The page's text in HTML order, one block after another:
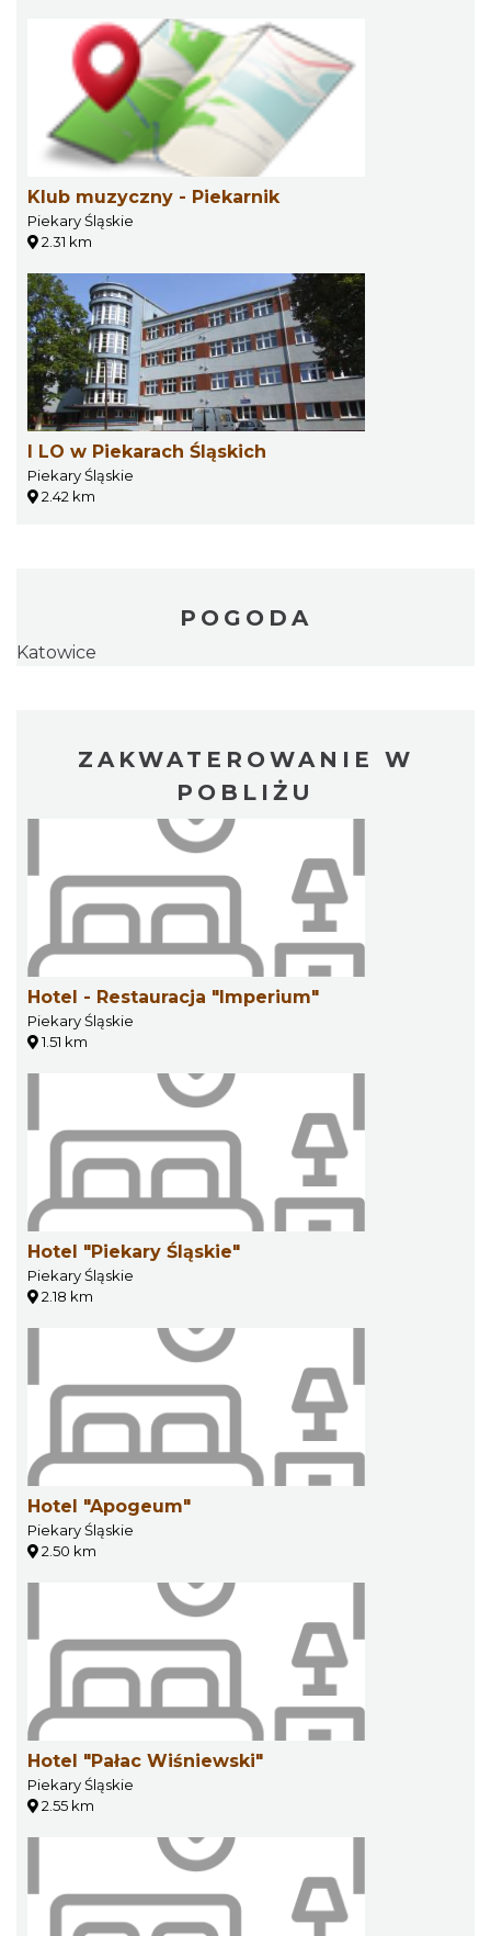
Klub muzyczny - Piekarnik
Piekary Śląskie
2.31 km
I LO w Piekarach Śląskich
Piekary Śląskie
2.42 km
POGODA
Katowice
ZAKWATEROWANIE W
POBLIŻU
Hotel - Restauracja "Imperium"
Piekary Śląskie
1.51 km
Hotel "Piekary Śląskie"
Piekary Śląskie
2.18 km
Hotel "Apogeum"
Piekary Śląskie
2.50 km
Hotel "Pałac Wiśniewski"
Piekary Śląskie
2.55 km